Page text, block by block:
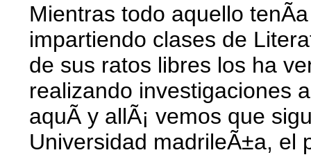
Mientras todo aquello
impartiendo clases de
de sus ratos libres los ha
realizando investigaciones
aquÃ­ y allÃ¡ vemos que
Universidad madrileÃ±a, el